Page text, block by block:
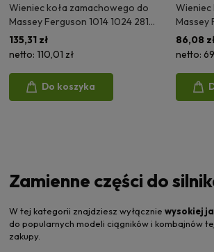
Wieniec koła zamachowego do
Massey Ferguson 1014 1024 281
2620 2640 2680 2720 399 3075
6120 505079 02/100540
738588M1 31162121 05332EC
135,31 zł
netto: 110,01 zł
Do koszyka
Wieniec
Massey
86,08
netto:
Zamienne części do
W tej kategorii znajdziesz wyłącznie wysokiej
do popularnych modeli ciągników i kombajnów
zakupy.